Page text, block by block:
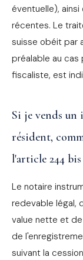
éventuelle),
récentes. Le
suisse obéit par
préalable au
fiscaliste, est
Si je vends un
résident,
l'article 244
Le notaire
redevable légal,
value nette et
de
suivant la